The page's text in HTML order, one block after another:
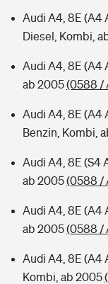
Audi A4, 8E (A4
Diesel, Kombi,
Audi A4, 8E (A4
ab 2005(0588 /
Audi A4, 8E (A4
Benzin, Kombi,
Audi A4, 8E (S4
ab 2005(0588 /
Audi A4, 8E (A4
ab 2005(0588 /
Audi A4, 8E (A4
Kombi, ab 2005